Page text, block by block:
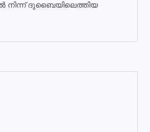
നിന്ന് ദുബൈയിലെത്തിയ